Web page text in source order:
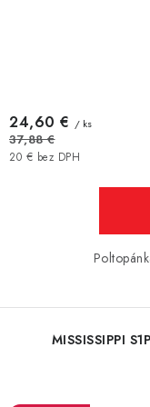
20 € bez DPH
24,60 € / ks
37,88 €
MISSISSIPPI